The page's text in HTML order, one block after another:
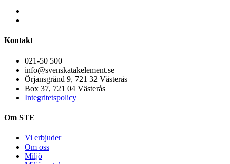
Kontakt
021-50 500
info@svenskatakelement.se
Örjansgränd 9, 721 32 Västerås
Box 37, 721 04 Västerås
Integritetspolicy
Om STE
Vi erbjuder
Om oss
Miljö